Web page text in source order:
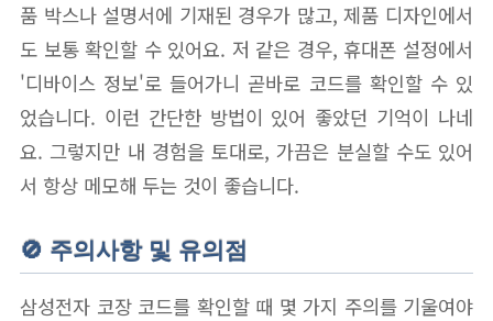
품 박스나 설명서에 기재된 경우가 많고, 제품 디자인에서
도 보통 확인할 수 있어요. 저 같은 경우, 휴대폰 설정에서
'디바이스 정보'로 들어가니 곧바로 코드를 확인할 수 있
었습니다. 이런 간단한 방법이 있어 좋았던 기억이 나네
요. 그렇지만 내 경험을 토대로, 가끔은 분실할 수도 있어
서 항상 메모해 두는 것이 좋습니다.
🚫 주의사항 및 유의점
삼성전자 코장 코드를 확인할 때 몇 가지 주의를 기울여야